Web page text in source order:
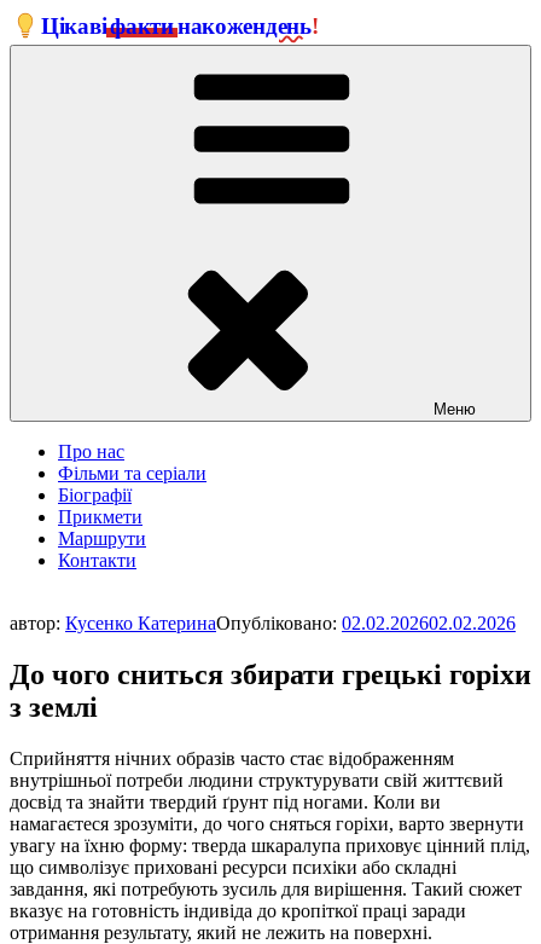
Перейти
до
Цікавіфактинакожендень!
Меню
Про нас
Фільми та серіали
Біографії
Прикмети
Маршрути
Контакти
автор: Кусенко КатеринаОпубліковано: 02.02.202602.02.2026
До чого сниться збирати грецькі горіхи
з землі
Сприйняття нічних образів часто стає відображенням
внутрішньої потреби людини структурувати свій життєвий
досвід та знайти твердий ґрунт під ногами. Коли ви
намагаєтеся зрозуміти, до чого сняться горіхи, варто звернути
увагу на їхню форму: тверда шкаралупа приховує цінний плід,
що символізує приховані ресурси психіки або складні
завдання, які потребують зусиль для вирішення. Такий сюжет
вказує на готовність індивіда до кропіткої праці заради
отримання результату, який не лежить на поверхні.